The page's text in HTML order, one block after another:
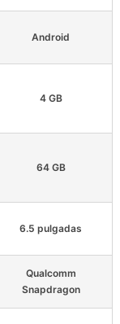
Android
4 GB
64 GB
6.5 pulgadas
Qualcomm
Snapdragon